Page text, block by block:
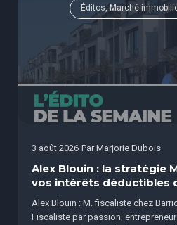
Éditos, Marché
3 août 2026 Par Marjorie Dubois
Alex Blouin : la stratégie
vos intérêts déductibles
Alex Blouin : M. fiscaliste chez
Fiscaliste par passion,